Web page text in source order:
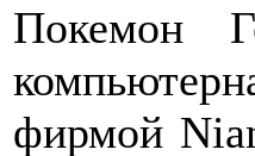
Покемон
фирмой